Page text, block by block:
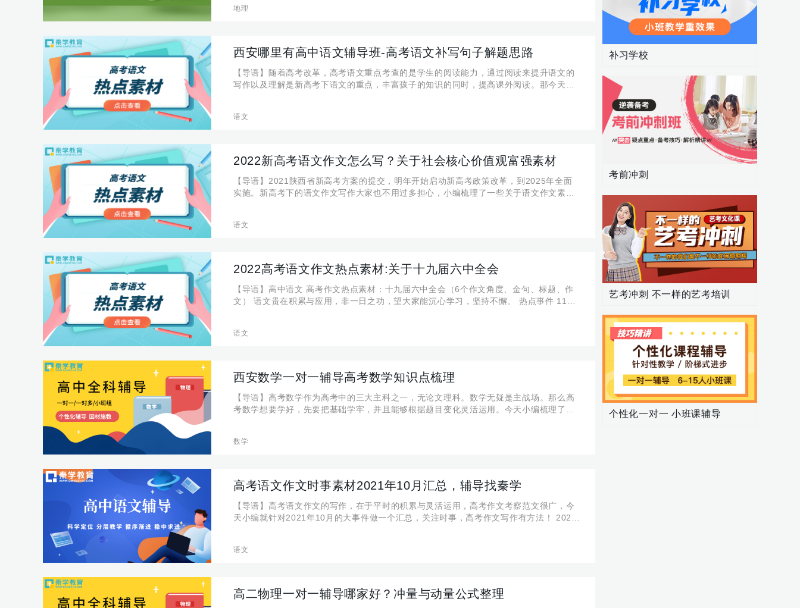
地理
西安哪里有高中语文辅导班-高考语文补写句子解题思路
【导语】随着高考改革，高考语文重点考查的是学生的阅读能力，通过阅读来提升语文的
写作以及理解是新高考下语文的重点，丰富孩子的知识的同时，提高课外阅读。那今天小
语文
2022新高考语文作文怎么写？关于社会核心价值观富强素材
【导语】2021陕西省新高考方案的提交，明年开始启动新高考政策改革，到2025年全面
实施。新高考下的语文作文写作大家也不用过多担心，小编梳理了一些关于语文作文素材
语文
2022高考语文作文热点素材:关于十九届六中全会
【导语】高中语文 高考作文热点素材：十九届六中全会（6个作文角度、金句、标题、作
文） 语文贵在积累与应用，非一日之功，望大家能沉心学习，坚持不懈。 热点事件 11月
语文
西安数学一对一辅导高考数学知识点梳理
【导语】高考数学作为高考中的三大主科之一，无论文理科。数学无疑是主战场。那么高
考数学想要学好，先要把基础学牢，并且能够根据题目变化灵活运用。今天小编梳理了关
数学
高考语文作文时事素材2021年10月汇总，辅导找秦学
【导语】高考语文作文的写作，在于平时的积累与灵活运用，高考作文考察范文很广，今
天小编就针对2021年10月的大事件做一个汇总，关注时事，高考作文写作有方法！ 2021
语文
高二物理一对一辅导哪家好？冲量与动量公式整理
补习学校
考前冲刺
艺考冲刺 不一样的艺考培训
个性化一对一 小班课辅导